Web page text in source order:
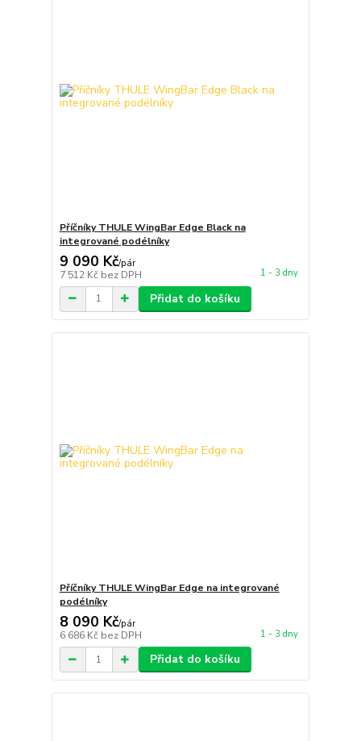
Příčníky THULE WingBar Edge Black na
integrované podélníky
9 090 Kč/pár
7 512 Kč bez DPH 1 - 3 dny
Přidat do košíku
Příčníky THULE WingBar Edge na integrované
podélníky
8 090 Kč/pár
6 686 Kč bez DPH 1 - 3 dny
Přidat do košíku